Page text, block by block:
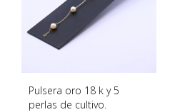
Pulsera oro 18 k y 5
perlas de cultivo.